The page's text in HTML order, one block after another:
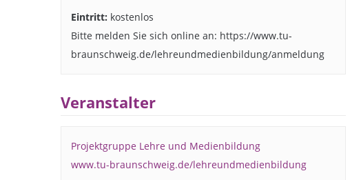
Eintritt: kostenlos
Bitte melden Sie sich online an: https://www.tu-
braunschweig.de/lehreundmedienbildung/anmeldung
Veranstalter
Projektgruppe Lehre und Medienbildung
www.tu-braunschweig.de/lehreundmedienbildung